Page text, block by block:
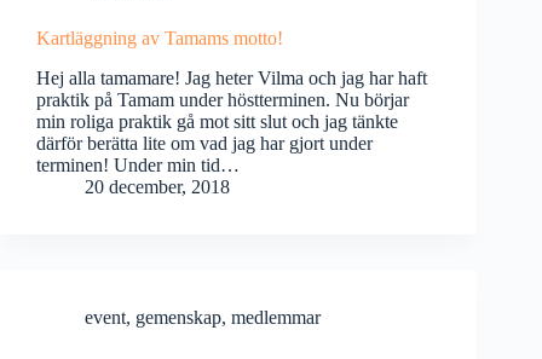
Kartläggning av Tamams motto!
Hej alla tamamare! Jag heter Vilma och jag har haft
praktik på Tamam under höstterminen. Nu börjar
min roliga praktik gå mot sitt slut och jag tänkte
därför berätta lite om vad jag har gjort under
terminen! Under min tid…
20 december, 2018
event, gemenskap, medlemmar